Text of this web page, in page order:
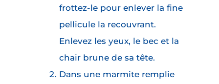
frottez-le pour enlever la fine
pellicule la recouvrant.
Enlevez les yeux, le bec et la
chair brune de sa tête.
Dans une marmite remplie